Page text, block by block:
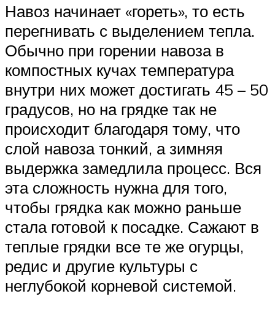
Навоз начинает «гореть», то есть
перегнивать с выделением тепла.
Обычно при горении навоза в
компостных кучах температура
внутри них может достигать 45 – 50
градусов, но на грядке так не
происходит благодаря тому, что
слой навоза тонкий, а зимняя
выдержка замедлила процесс. Вся
эта сложность нужна для того,
чтобы грядка как можно раньше
стала готовой к посадке. Сажают в
теплые грядки все те же огурцы,
редис и другие культуры с
неглубокой корневой системой.